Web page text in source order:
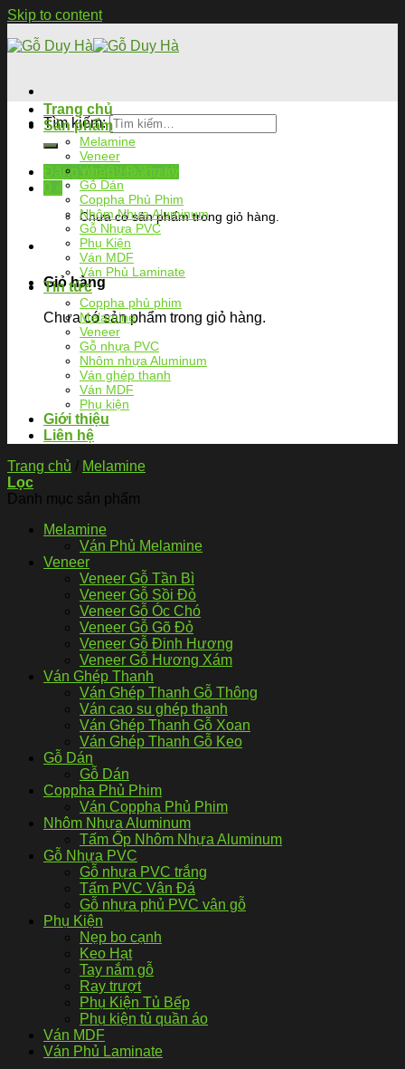
Skip to content
Tìm kiếm:
Đăng nhập / Đăng ký
Chưa có sản phẩm trong giỏ hàng.
Giỏ hàng
Chưa có sản phẩm trong giỏ hàng.
Trang chủ
Sản phẩm
Melamine
Veneer
Gỗ Dán
Coppha Phủ Phim
Nhôm Nhựa Aluminum
Gỗ Nhựa PVC
Phụ Kiện
Ván MDF
Ván Phủ Laminate
Tin tức
Coppha phủ phim
Melamine
Veneer
Gỗ nhựa PVC
Nhôm nhựa Aluminum
Ván ghép thanh
Ván MDF
Phụ kiện
Giới thiệu
Liên hệ
Trang chủ / Melamine
Lọc
Danh mục sản phẩm
Melamine
Ván Phủ Melamine
Veneer
Veneer Gỗ Tần Bì
Veneer Gỗ Sồi Đỏ
Veneer Gỗ Óc Chó
Veneer Gỗ Gõ Đỏ
Veneer Gỗ Đinh Hương
Veneer Gỗ Hương Xám
Ván Ghép Thanh
Ván Ghép Thanh Gỗ Thông
Ván cao su ghép thanh
Ván Ghép Thanh Gỗ Xoan
Ván Ghép Thanh Gỗ Keo
Gỗ Dán
Gỗ Dán
Coppha Phủ Phim
Ván Coppha Phủ Phim
Nhôm Nhựa Aluminum
Tấm Ốp Nhôm Nhựa Aluminum
Gỗ Nhựa PVC
Gỗ nhựa PVC trắng
Tấm PVC Vân Đá
Gỗ nhựa phủ PVC vân gỗ
Phụ Kiện
Nẹp bo cạnh
Keo Hạt
Tay nắm gỗ
Ray trượt
Phụ Kiện Tủ Bếp
Phụ kiện tủ quần áo
Ván MDF
Ván Phủ Laminate